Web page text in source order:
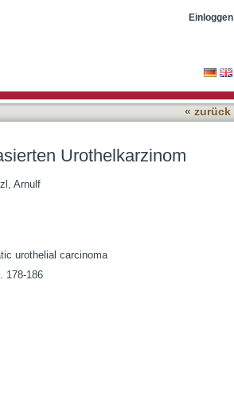
Einloggen
« zurück
Urothelkarzinom
Arnulf
urothelial carcinoma
178-186